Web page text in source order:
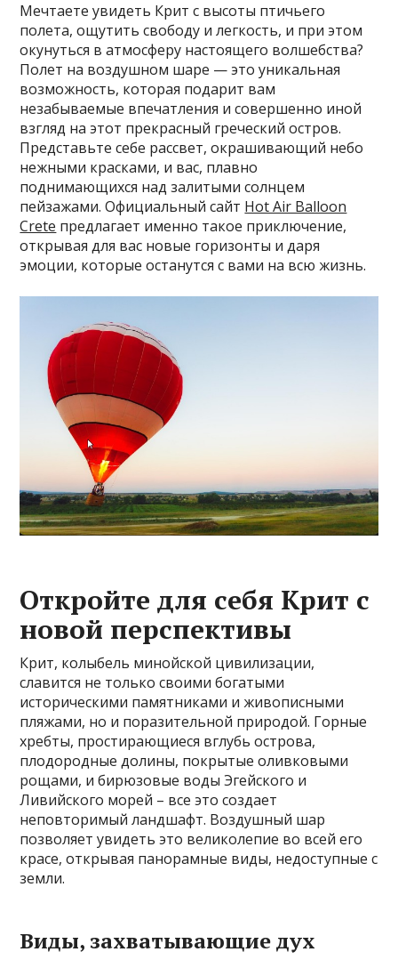
Мечтаете увидеть Крит с высоты птичьего
полета, ощутить свободу и легкость, и при этом
окунуться в атмосферу настоящего волшебства?
Полет на воздушном шаре — это уникальная
возможность, которая подарит вам
незабываемые впечатления и совершенно иной
взгляд на этот прекрасный греческий остров.
Представьте себе рассвет, окрашивающий небо
нежными красками, и вас, плавно
поднимающихся над залитыми солнцем
пейзажами. Официальный сайт Hot Air Balloon
Crete предлагает именно такое приключение,
открывая для вас новые горизонты и даря
эмоции, которые останутся с вами на всю жизнь.
Откройте для себя Крит с
новой перспективы
Крит, колыбель минойской цивилизации,
славится не только своими богатыми
историческими памятниками и живописными
пляжами, но и поразительной природой. Горные
хребты, простирающиеся вглубь острова,
плодородные долины, покрытые оливковыми
рощами, и бирюзовые воды Эгейского и
Ливийского морей – все это создает
неповторимый ландшафт. Воздушный шар
позволяет увидеть это великолепие во всей его
красе, открывая панорамные виды, недоступные с
земли.
Виды, захватывающие дух